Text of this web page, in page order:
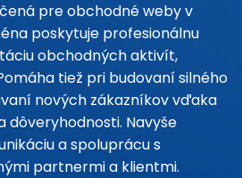
pre obchodné weby v
poskytuje profesionálnu
obchodných aktivít,
tiež pri budovaní silného
nových zákazníkov vďaka
dôveryhodnosti. Navyše
a spoluprácu s
partnermi a klientmi.